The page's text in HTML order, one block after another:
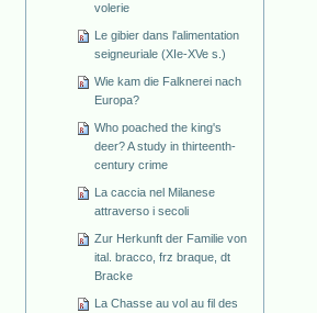
volerie
Le gibier dans l'alimentation
seigneuriale (XIe-XVe s.)
Wie kam die Falknerei nach
Europa?
Who poached the king's
deer? A study in thirteenth-
century crime
La caccia nel Milanese
attraverso i secoli
Zur Herkunft der Familie von
ital. bracco, frz braque, dt
Bracke
La Chasse au vol au fil des